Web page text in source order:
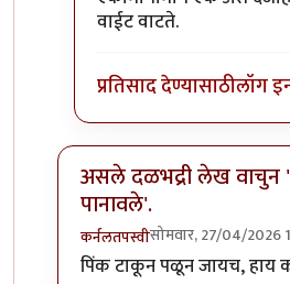
वाईट वाटते.
प्रतिसाद देण्यासाठीलॉग
असले दळभद्री लेख वाचुन
पानावले'.
कर्नलतपस्वीसोमवार, 27/04/2026
In reply toअरेरे, कुठे नेउन
पिंक टाकून पळून जायच, हाय